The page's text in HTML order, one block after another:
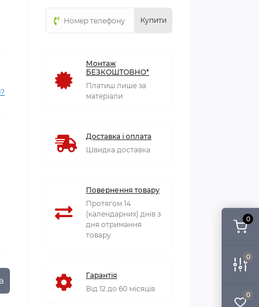
0
0
0
Купити
Монтаж
БЕЗКОШТОВНО*
Платиш лише за
матеріали
Доставка і оплата
Швидка доставка
Повернення товару
Протягом 14
(календарних) днів з
дня отримання
товару
Гарантія
Від 12 до 60 місяців